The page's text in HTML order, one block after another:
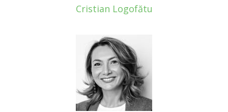
Cristian Logofătu